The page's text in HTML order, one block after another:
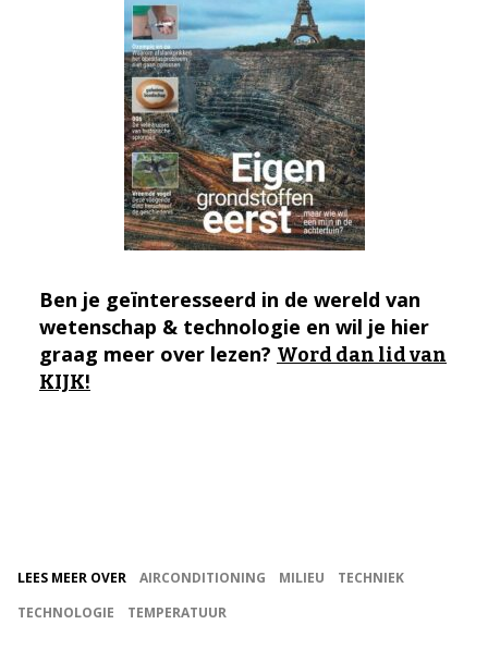
Ben je geïnteresseerd in de wereld van
wetenschap & technologie en wil je hier
graag meer over lezen? Word dan lid van
KIJK!
LEES MEER OVER AIRCONDITIONING MILIEU
TECHNIEK
TECHNOLOGIE
TEMPERATUUR